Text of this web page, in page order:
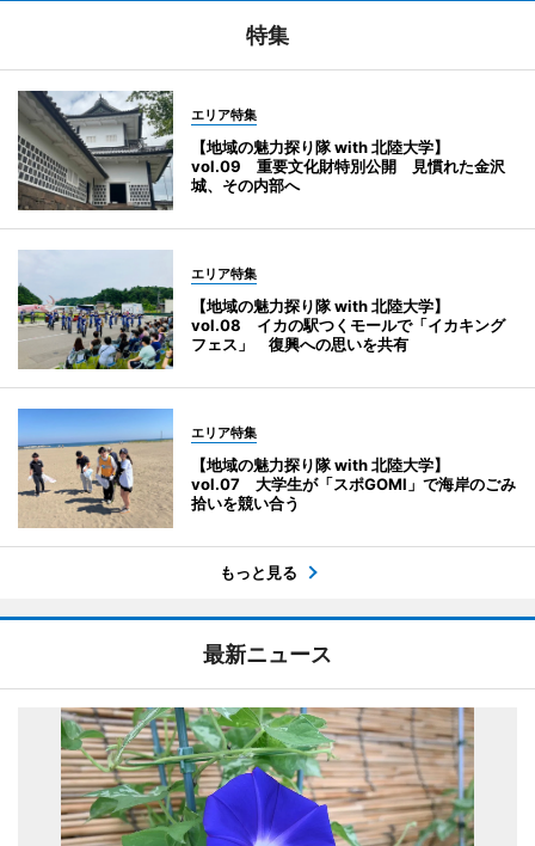
特集
エリア特集
【地域の魅力探り隊 with 北陸大学】
vol.09 重要文化財特別公開 見慣れた金沢
城、その内部へ
エリア特集
【地域の魅力探り隊 with 北陸大学】
vol.08 イカの駅つくモールで「イカキング
フェス」 復興への思いを共有
エリア特集
【地域の魅力探り隊 with 北陸大学】
vol.07 大学生が「スポGOMI」で海岸のごみ
拾いを競い合う
もっと見る
最新ニュース